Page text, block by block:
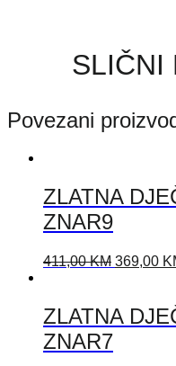
SLIČNI
Povezani
ZLATNA
ZNAR9
411,00KM 369,00
ZLATNA
ZNAR7